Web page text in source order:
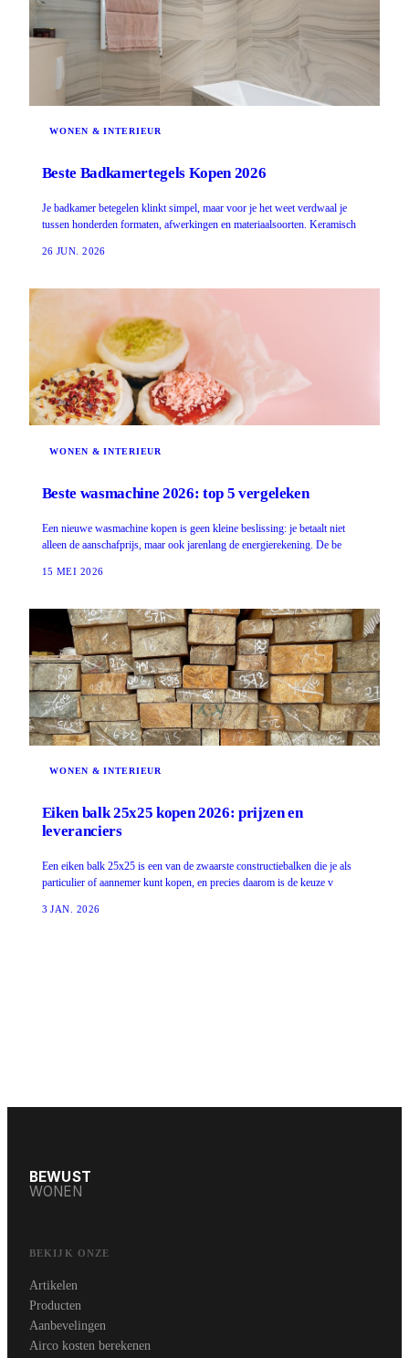
WONEN & INTERIEUR
Beste Badkamertegels Kopen 2026
Je badkamer betegelen klinkt simpel, maar voor je het weet verdwaal je
tussen honderden formaten, afwerkingen en materiaalsoorten. Keramisch
26 JUN. 2026
WONEN & INTERIEUR
Beste wasmachine 2026: top 5 vergeleken
Een nieuwe wasmachine kopen is geen kleine beslissing: je betaalt niet
alleen de aanschafprijs, maar ook jarenlang de energierekening. De be
15 MEI 2026
WONEN & INTERIEUR
Eiken balk 25x25 kopen 2026: prijzen en
leveranciers
Een eiken balk 25x25 is een van de zwaarste constructiebalken die je als
particulier of aannemer kunt kopen, en precies daarom is de keuze v
3 JAN. 2026
BEWUST
WONEN
BEKIJK ONZE
Artikelen
Producten
Aanbevelingen
Airco kosten berekenen